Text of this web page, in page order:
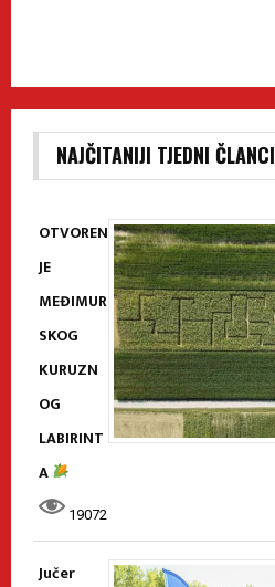
NAJČITANIJI TJEDNI ČLANCI
OTVOREN
JE
MEĐIMUR
SKOG
KURUZN
OG
LABIRINT
A
19072
Jučer